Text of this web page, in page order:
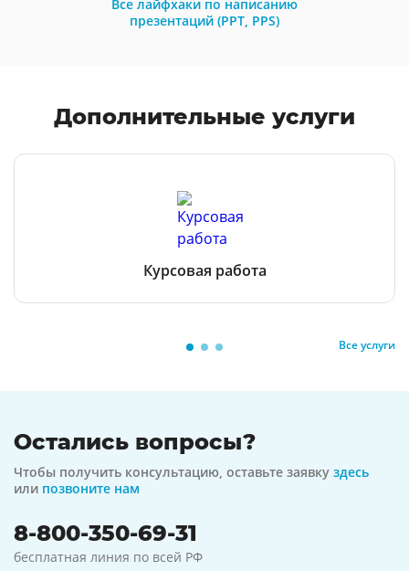
Все лайфхаки по написанию
презентаций (PPT, PPS)
Дополнительные услуги
Курсовая работа
Все услуги
Остались вопросы?
Чтобы получить консультацию, оставьте заявку здесь
или позвоните нам
8-800-350-69-31
бесплатная линия по всей РФ